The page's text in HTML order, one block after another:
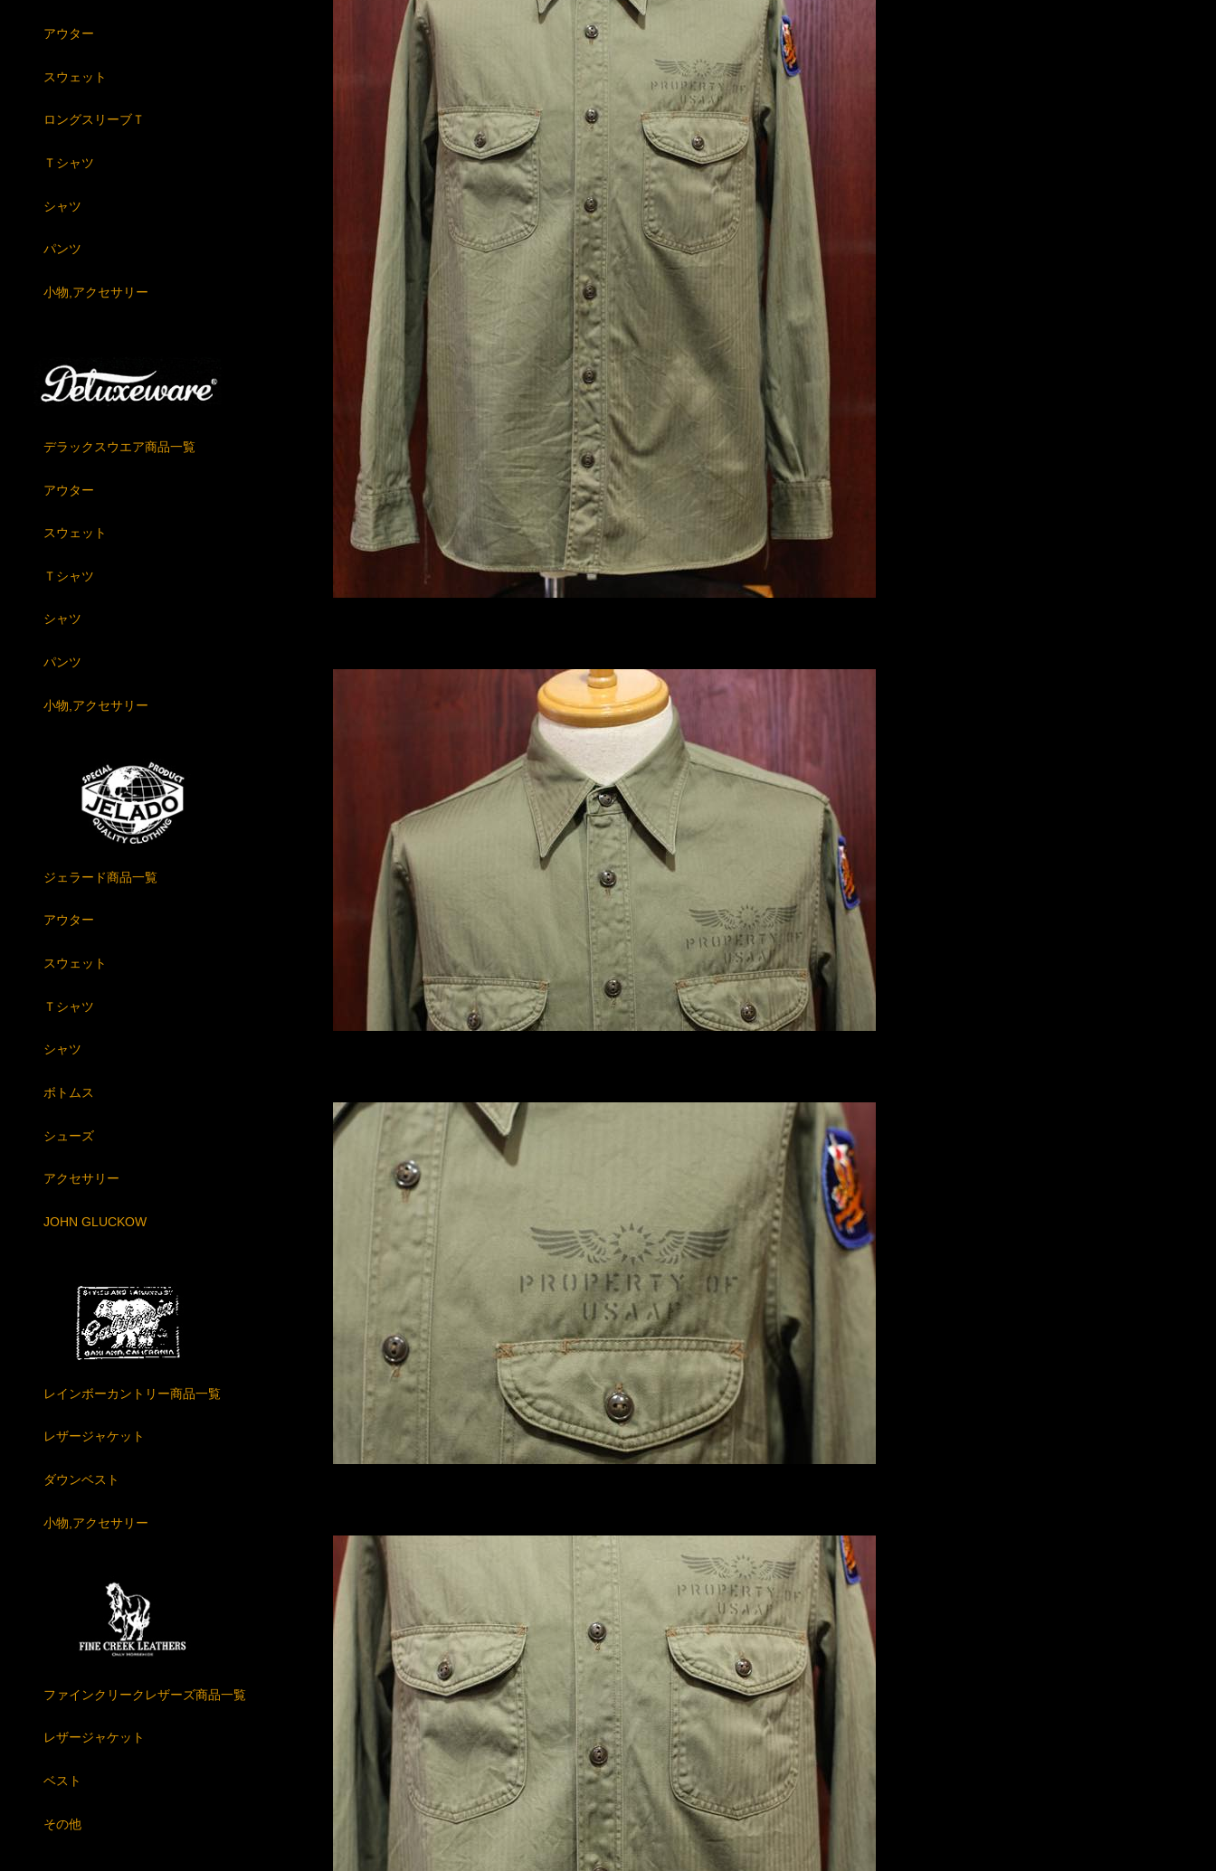
アウター
スウェット
ロングスリーブＴ
Ｔシャツ
シャツ
パンツ
小物,アクセサリー
デラックスウエア商品一覧
アウター
スウェット
Ｔシャツ
シャツ
パンツ
小物,アクセサリー
ジェラード商品一覧
アウター
スウェット
Ｔシャツ
シャツ
ボトムス
シューズ
アクセサリー
JOHN GLUCKOW
レインボーカントリー商品一覧
レザージャケット
ダウンベスト
小物,アクセサリー
ファインクリークレザーズ商品一覧
レザージャケット
ベスト
その他